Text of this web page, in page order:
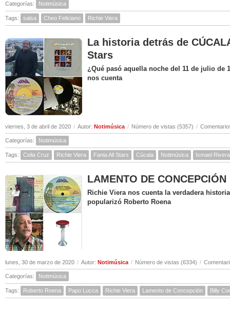
Categorías: Notimúsica
Tags: salsa Cheo Feliciano Richie Viera
La historia detrás de
Stars
¿Qué pasó aquella noche del 11 de julio de
nos cuenta
viernes, 3 de abril de 2020 / Autor: Notimúsica / Número de vistas (5357) /
Categorías: Notimúsica
Tags: Celia Cruz Richie Viera Fania All Stars Cúcala Notimúsica Ismael Rivera
LAMENTO DE
Richie Viera nos cuenta la verdadera
popularizó Roberto Roena
lunes, 30 de marzo de 2020 / Autor: Notimúsica / Número de vistas (6334) /
Categorías: Notimúsica
Tags: Roberto Roena Papo Lucca Richie Viera Lamento de Concepción Billy